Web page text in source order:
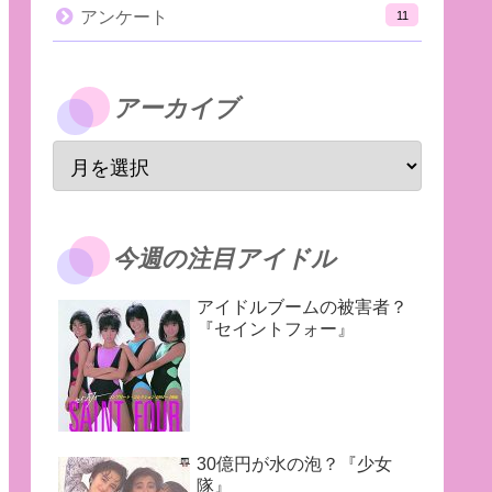
アンケート 11
アーカイブ
今週の注目アイドル
アイドルブームの被害者？
『セイントフォー』
30億円が水の泡？『少女
隊』